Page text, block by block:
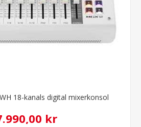
18-kanals digital mixerkonsol
kr